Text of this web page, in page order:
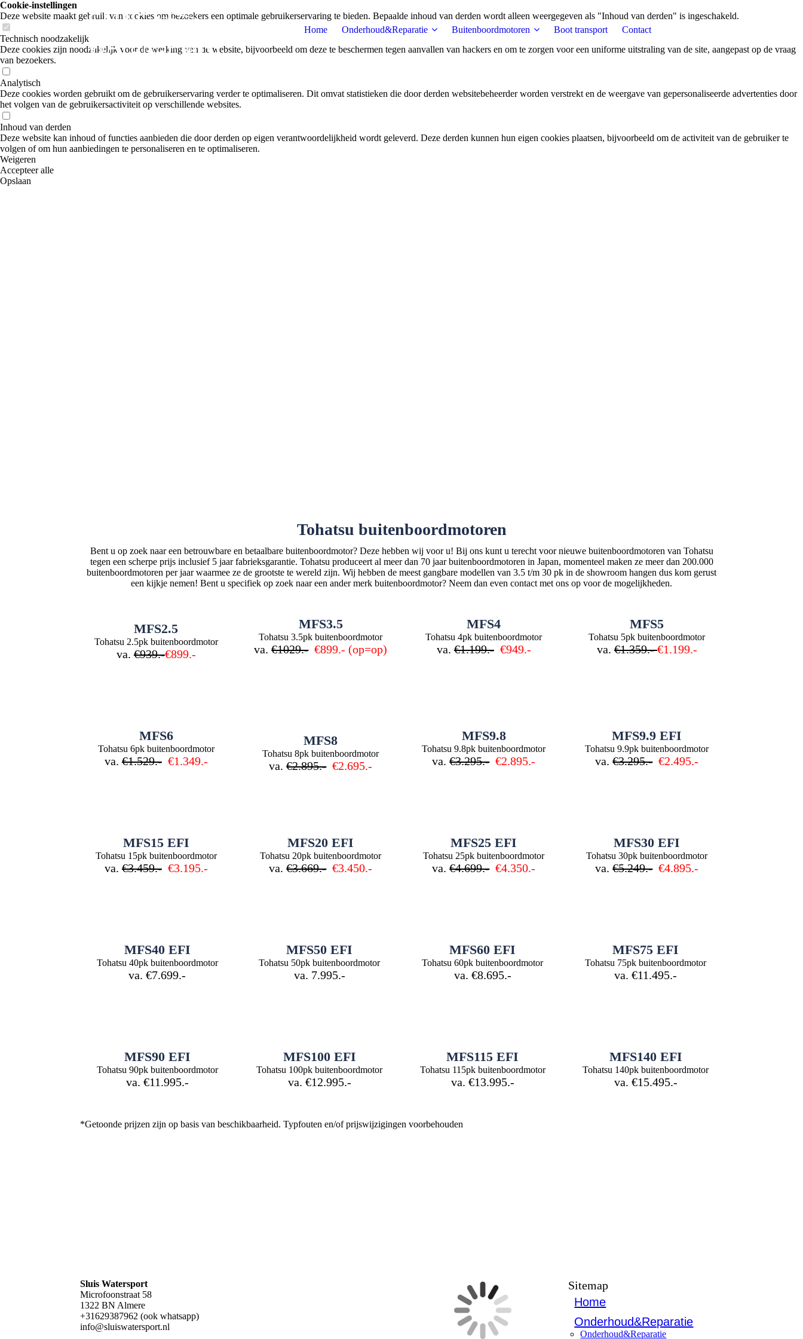
Home Onderhoud&Reparatie Buitenboordmotoren Boot transport Contact
Tohatsu buitenboordmotoren
Bent u op zoek naar een betrouwbare en betaalbare buitenboordmotor? Deze hebben wij voor u! Bij ons kunt u terecht voor nieuwe buitenboordmotoren van Tohatsu
tegen een scherpe prijs inclusief 5 jaar fabrieksgarantie. Tohatsu produceert al meer dan 70 jaar buitenboordmotoren in Japan, momenteel maken ze meer dan 200.000
buitenboordmotoren per jaar waarmee ze de grootste te wereld zijn. Wij hebben de meest gangbare modellen van 3.5 t/m 30 pk in de showroom hangen dus kom gerust
een kijkje nemen! Bent u specifiek op zoek naar een ander merk buitenboordmotor? Neem dan even contact met ons op voor de mogelijkheden.
MFS2.5
Tohatsu 2.5pk buitenboordmotor
va.€939.-€899.-
MFS3.5
Tohatsu 3.5pk buitenboordmotor
va.€1029.- €899.- (op=op)
MFS4
Tohatsu 4pk buitenboordmotor
va.€1.199.- €949.-
MFS5
Tohatsu 5pk buitenboordmotor
va.€1.359.-€1.199.-
MFS6
Tohatsu 6pk buitenboordmotor
va.€1.529.- €1.349.-
MFS8
Tohatsu 8pk buitenboordmotor
va.€2.895.- €2.695.-
MFS9.8
Tohatsu 9.8pk buitenboordmotor
va.€3.295.- €2.895.-
MFS9.9 EFI
Tohatsu 9.9pk buitenboordmotor
va.€3.295.- €2.495.-
MFS15 EFI
Tohatsu 15pk buitenboordmotor
va.€3.459.- €3.195.-
MFS20 EFI
Tohatsu 20pk buitenboordmotor
va.€3.669.- €3.450.-
MFS25 EFI
Tohatsu 25pk buitenboordmotor
va.€4.699.- €4.350.-
MFS30 EFI
Tohatsu 30pk buitenboordmotor
va.€5.249.- €4.895.-
MFS40 EFI
Tohatsu 40pk buitenboordmotor
va. €7.699.-
MFS50 EFI
Tohatsu 50pk buitenboordmotor
va. 7.995.-
MFS60 EFI
Tohatsu 60pk buitenboordmotor
va. €8.695.-
MFS75 EFI
Tohatsu 75pk buitenboordmotor
va. €11.495.-
MFS90 EFI
Tohatsu 90pk buitenboordmotor
va. €11.995.-
MFS100 EFI
Tohatsu 100pk buitenboordmotor
va. €12.995.-
MFS115 EFI
Tohatsu 115pk buitenboordmotor
va. €13.995.-
MFS140 EFI
Tohatsu 140pk buitenboordmotor
va. €15.495.-
*Getoonde prijzen zijn op basis van beschikbaarheid. Typfouten en/of prijswijzigingen voorbehouden
Sluis Watersport
Microfoonstraat 58
1322 BN Almere
+31629387962 (ook whatsapp)
info@sluiswatersport.nl
Sitemap
Home
Onderhoud&Reparatie
Onderhoud&Reparatie
Cookie-instellingen
Deze website maakt gebruik van cookies om bezoekers een optimale gebruikerservaring te bieden. Bepaalde inhoud van derden wordt alleen weergegeven als "Inhoud van derden" is ingeschakeld.
Technisch noodzakelijk
Deze cookies zijn noodzakelijk voor de werking van de website, bijvoorbeeld om deze te beschermen tegen aanvallen van hackers en om te zorgen voor een uniforme uitstraling van de site, aangepast op de vraag
van bezoekers.
Analytisch
Deze cookies worden gebruikt om de gebruikerservaring verder te optimaliseren. Dit omvat statistieken die door derden websitebeheerder worden verstrekt en de weergave van gepersonaliseerde advertenties door
het volgen van de gebruikersactiviteit op verschillende websites.
Inhoud van derden
Deze website kan inhoud of functies aanbieden die door derden op eigen verantwoordelijkheid wordt geleverd. Deze derden kunnen hun eigen cookies plaatsen, bijvoorbeeld om de activiteit van de gebruiker te
volgen of om hun aanbiedingen te personaliseren en te optimaliseren.
Weigeren
Accepteer alle
Opslaan